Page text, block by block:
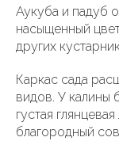
Аукуба и падуб
насыщенный
других
Каркас сада
видов. У калины
густая
благородный